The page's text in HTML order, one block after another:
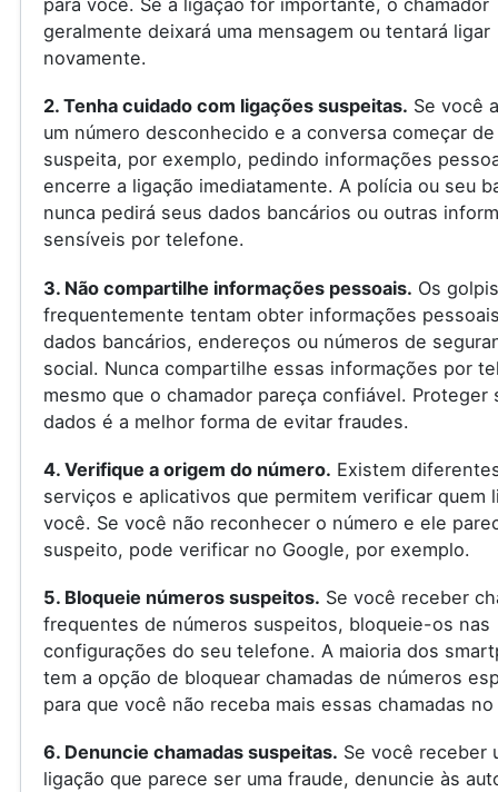
para você. Se a ligação for importante, o chamador
geralmente deixará uma mensagem ou tentará ligar
novamente.
2. Tenha cuidado com ligações suspeitas. Se você
um número desconhecido e a conversa começar
suspeita, por exemplo, pedindo informações
encerre a ligação imediatamente. A polícia ou seu
nunca pedirá seus dados bancários ou outras
sensíveis por telefone.
3. Não compartilhe informações pessoais. Os
frequentemente tentam obter informações
dados bancários, endereços ou números de
social. Nunca compartilhe essas informações por
mesmo que o chamador pareça confiável. Proteger
dados é a melhor forma de evitar fraudes.
4. Verifique a origem do número. Existem
serviços e aplicativos que permitem verificar quem
você. Se você não reconhecer o número e ele
suspeito, pode verificar no Google, por exemplo.
5. Bloqueie números suspeitos. Se você receber
frequentes de números suspeitos, bloqueie-os nas
configurações do seu telefone. A maioria dos
tem a opção de bloquear chamadas de números
para que você não receba mais essas chamadas
6. Denuncie chamadas suspeitas. Se você receber
ligação que parece ser uma fraude, denuncie às